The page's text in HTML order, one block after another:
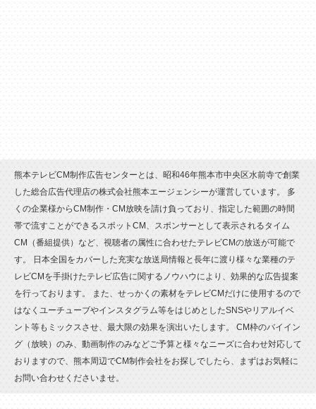
熊本テレビCM制作広告センターとは、昭和46年熊本市中央区水前寺で創業
した総合広告代理店の株式会社熊本エージェンシーが運営しています。
多
くの企業様からCM制作・CM放映を請け負っており、指定した範囲の時間
帯で流すことができるスポットCM、スポンサーとして表示されるタイム
CM（番組提供）など、視聴者の属性に合わせたテレビCMの放送が可能で
す。
日本全国をカバーした充実な放送局情報と長年に渡り様々な業種のテ
レビCMを手掛けたテレビ広告に関するノウハウにより、効果的な広告提案
を行っております。
また、せっかくの素材をテレビCMだけに使用するので
はなくユーチューブやインスタグラム等をはじめとしたSNSやリアルイベ
ント等もミックスさせ、最大限の効果を演出いたします。
CM枠のバイイン
グ（放映）のみ、動画制作のみなどご予算と様々なニーズに合わせ対応して
おりますので、熊本周辺でCM制作会社をお探しでしたら、まずはお気軽に
お問い合わせくださいませ。